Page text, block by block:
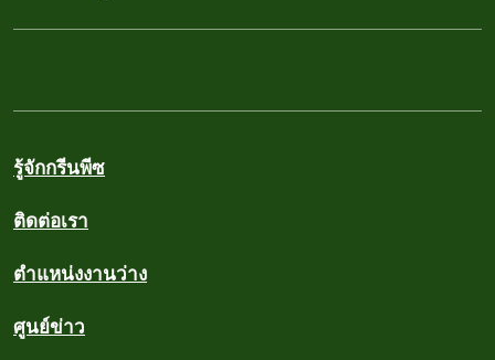
รู้จักกรีนพีซ
ติดต่อเรา
ตำแหน่งงานว่าง
ศูนย์ข่าว